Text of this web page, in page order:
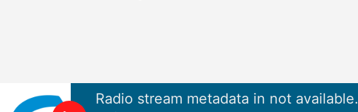
Radio stream metadata in not available.